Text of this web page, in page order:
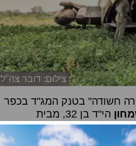
צילום: דובר צה''ל
חשודה" בטנק המג"ד בכפר
הי"ד בן 32, מבית
נוה חבשושהי"ד
הנופלים הנוספים •לידיעה